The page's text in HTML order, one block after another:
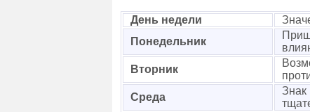
День недели
Понедельник
Вторник
Среда
Знак